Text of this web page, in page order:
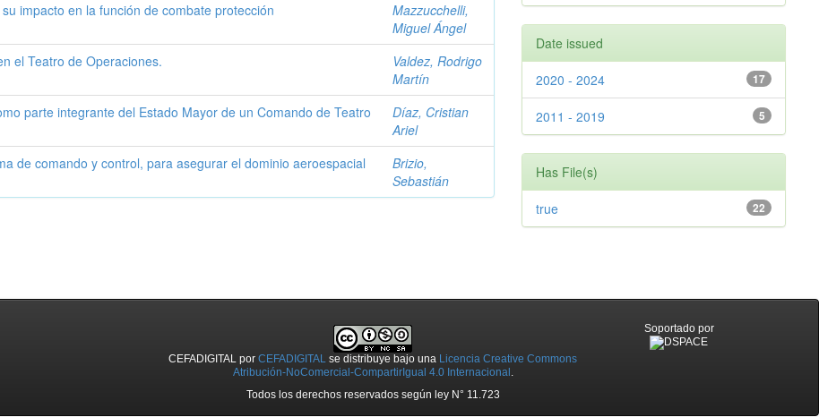
impacto en la función de combate protección
Mazzucchelli,
Miguel Ángel
el Teatro de Operaciones.
Valdez, Rodrigo
Martín
parte integrante del Estado Mayor de un Comando de Teatro
Díaz, Cristian
Ariel
de comando y control, para asegurar el dominio aeroespacial
Brizio,
Sebastián
Date issued
17
2020 - 2024
5
2011 - 2019
Has File(s)
22
true
CEFADIGITAL porCEFADIGITAL se distribuye bajo una Licencia Creative Commons
Atribución-NoComercial-CompartirIgual 4.0 Internacional .
Todos los derechos reservados según ley N° 11.723
Soportado por